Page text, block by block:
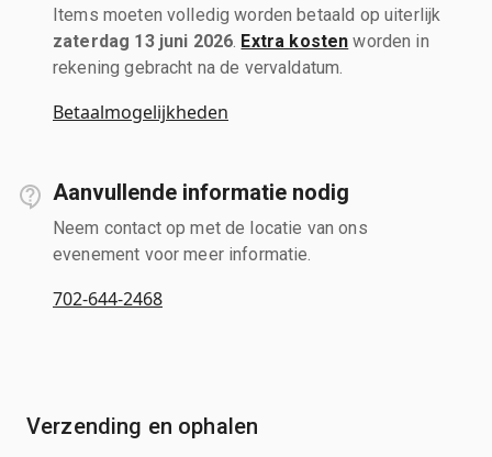
Items moeten volledig worden betaald op uiterlijk
zaterdag 13 juni 2026 Extra kosten worden in
rekening gebracht na de vervaldatum.
Betaalmogelijkheden
Aanvullende informatie nodig
Neem contact op met de locatie van ons
evenement voor meer informatie.
702-644-2468
Verzending en ophalen